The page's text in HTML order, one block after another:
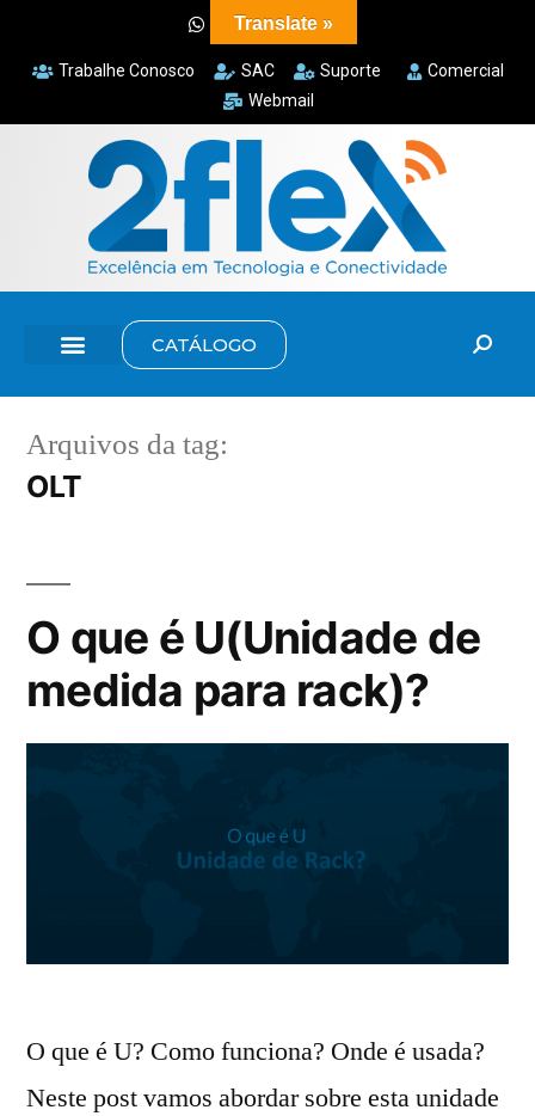
Trabalhe Conosco SAC Suporte
Comercial
Webmail
CATÁLOGO
Arquivos da tag:
OLT
O que é U(Unidade de
medida para rack)?
O que é U? Como funciona? Onde é usada?
Neste post vamos abordar sobre esta unidade
Translate »